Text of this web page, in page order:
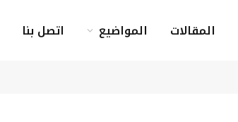
المقالات المواضيع اتصل بنا